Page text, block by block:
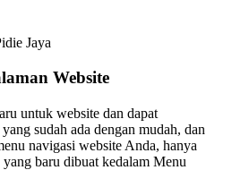
Website
untuk website dan dapat
sudah ada dengan mudah, dan
navigasi website Anda, hanya
baru dibuat kedalam Menu